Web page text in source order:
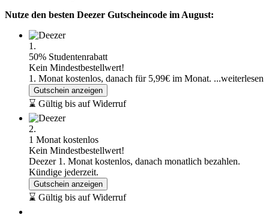
Nutze den besten Deezer Gutscheincode im August:
1.
50% Studentenrabatt
Kein Mindestbestellwert!
1. Monat kostenlos, danach für 5,99€ im Monat. ...weiterlesen
Gutschein anzeigen
⌛ Gültig bis auf Widerruf
2.
1 Monat kostenlos
Kein Mindestbestellwert!
Deezer 1. Monat kostenlos, danach monatlich bezahlen.
Kündige jederzeit.
Gutschein anzeigen
⌛ Gültig bis auf Widerruf